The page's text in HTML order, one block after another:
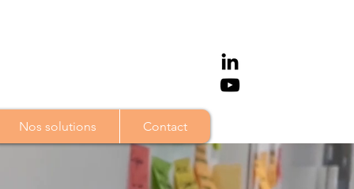
Nos solutions Contact